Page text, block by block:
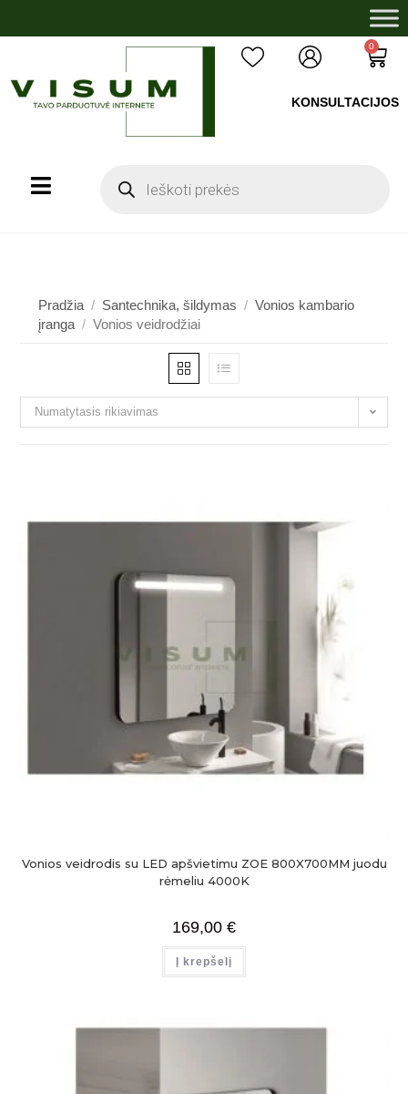
0
KONSULTACIJOS
Pradžia / Santechnika, šildymas / Vonios kambario
įranga / Vonios veidrodžiai
Numatytasis rikiavimas
Vonios veidrodis su LED apšvietimu ZOE 800X700MM juodu
rėmeliu 4000K
169,00 €
Į krepšelį